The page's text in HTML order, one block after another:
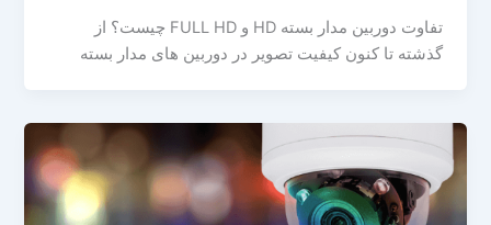
تفاوت دوربین مدار بسته HD و FULL HD چیست؟ از
گذشته تا کنون کیفیت تصویر در دوربین های مدار بسته